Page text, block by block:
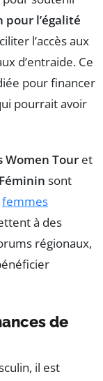
pour l’égalité
l’accès aux
d’entraide. Ce
pour financer
pourrait avoir
Women Tour et
sont
femmes
à des
régionaux,
de
il est